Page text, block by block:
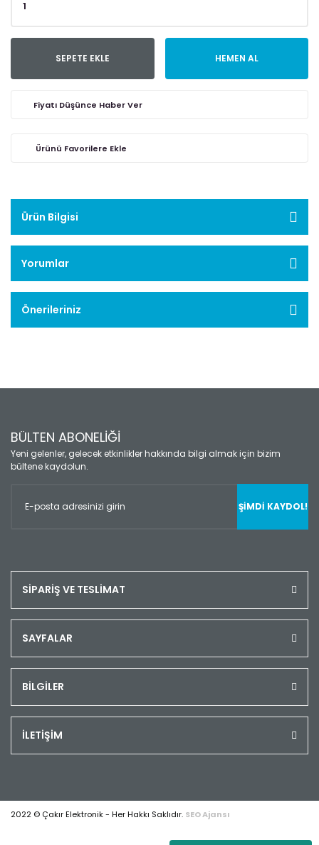
SEPETE EKLE HEMEN AL
Fiyatı Düşünce Haber Ver
Ürün Bilgisi
Yorumlar
Önerileriniz
BÜLTEN ABONELİĞİ
Yeni gelenler, gelecek etkinlikler hakkında bilgi almak için bizim
bültene kaydolun.
ŞİMDİ KAYDOL!
SİPARİŞ VE TESLİMAT
SAYFALAR
BİLGİLER
İLETİŞİM
2022 © Çakır Elektronik - Her Hakkı Saklıdır. SEO Ajansı